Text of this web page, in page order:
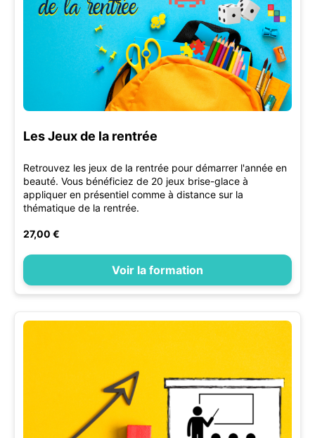
Les Jeux de la rentrée
Retrouvez les jeux de la rentrée pour démarrer l'année en
beauté. Vous bénéficiez de 20 jeux brise-glace à
appliquer en présentiel comme à distance sur la
thématique de la rentrée.
27,00 €
Voir la formation